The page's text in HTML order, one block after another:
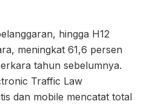
hingga H12
meningkat 61,6 persen
tahun sebelumnya.
Traffic Law
dan mobile mencatat total